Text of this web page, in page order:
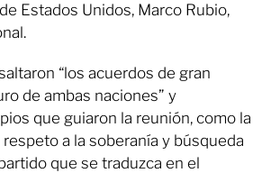
Estados Unidos, Marco Rubio,
“los acuerdos de gran
de ambas naciones” y
que guiaron la reunión, como la
a la soberanía y búsqueda
que se traduzca en el